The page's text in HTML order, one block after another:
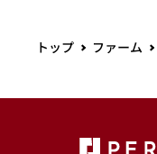
トップ ファーム